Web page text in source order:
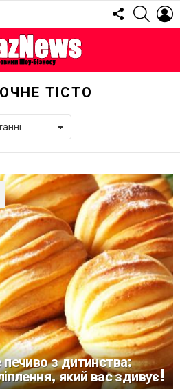
FOLLOW
US
ТІСТО
печиво з дитинства:
який вас здивує!